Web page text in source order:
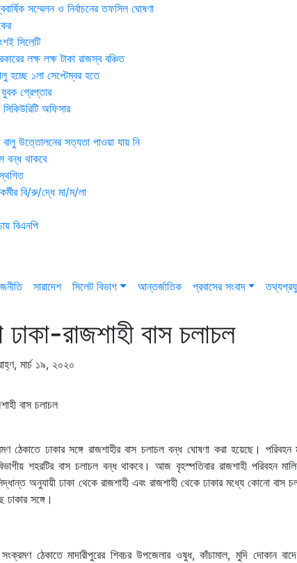
সম্মেলন ও নির্বাচনের তফসিল ঘোষণা
সিলেটি
লক্ষ লক্ষ টাকা রাজস্ব বঞ্চিত
হচ্ছে ১লা সেপ্টেম্বর হতে
যুবক গ্রেপ্তার
অফিসার
উত্তোলনের সত্যতা পাওয়া যায় নি
বন্ধ থাকবে
বি/রু/দ্ধে মা/ম/লা
বিএনপি
সারাদেশ সিলেট বিভাগ আন্তর্জাতিক প্রবাসের সংবাদ
রাজশাহী বাস চলাচল
মার্চ ১৯, ২০২০
ঠেকাতে ঢাকার সঙ্গে রাজশাহীর বাস চলাচল বন্ধ ঘোষণা করা হয়েছে। পরিবহন
শহরটির বাস চলাচল বন্ধ থাকবে। আজ বৃহস্পতিবার রাজশাহী পরিবহন
অনুযায়ী ঢাকা থেকে রাজশাহী এবং রাজশাহী থেকে ঢাকার মধ্যে কোনো বাস
ঢাকার সঙ্গে।
ঠেকাতে মাদারীপুরের শিবচর উপজেলার ওষুধ, কাঁচামাল, মুদি দোকান